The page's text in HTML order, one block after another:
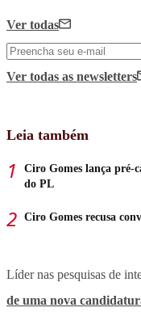
Ver todas
Ver todas as newsletters
Leia também
Ciro Gomes lança pré-
do PL
Ciro Gomes recusa
Líder nas pesquisas de
de uma nova